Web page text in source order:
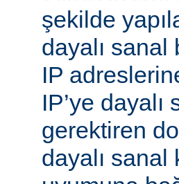
şekilde
dayalı sanal
IP
IP’ye dayalı
gerektiren
dayalı sanal